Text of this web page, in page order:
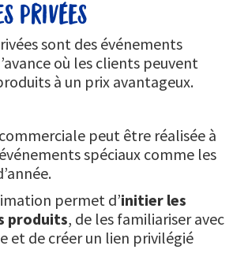
privées
sont des événements
où les clients peuvent
à un prix avantageux.
peut être réalisée à
spéciaux comme les
permet d’initier les
produits, de les familiariser avec
et de créer un lien privilégié